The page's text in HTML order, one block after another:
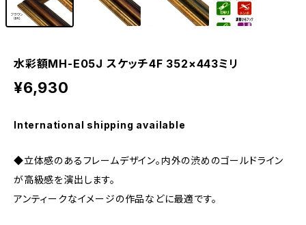
水彩額MH-E05J スケッチ4F 352×443ミリ
¥6,930
International shipping available
◆立体感のあるフレームデザイン。内外の渋めのゴールドライン
が高級感を演出します。
アンティークなイメージの作品などに最適です。